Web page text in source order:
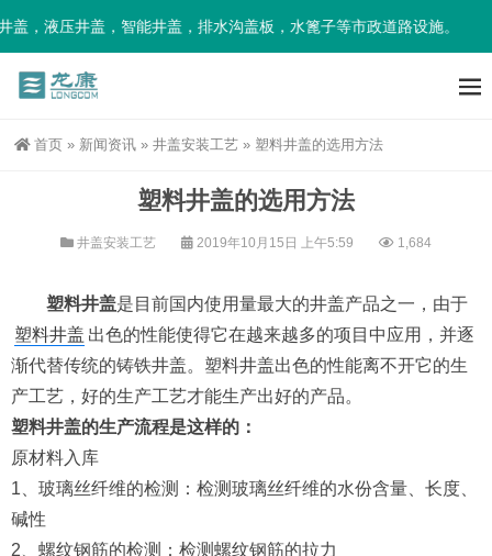
液压井盖，智能井盖，排水沟盖板，水篦子等市政道路设施。
首页 » 新闻资讯 » 井盖安装工艺 » 塑料井盖的选用方法
塑料井盖的选用方法
井盖安装工艺 2019年10月15日 上午5:59 1,684
塑料井盖是目前国内使用量最大的井盖产品之一，由于
塑料井盖 出色的性能使得它在越来越多的项目中应用，并逐
渐代替传统的铸铁井盖。塑料井盖出色的性能离不开它的生
产工艺，好的生产工艺才能生产出好的产品。
塑料井盖的生产流程是这样的：
原材料入库
1、玻璃丝纤维的检测：检测玻璃丝纤维的水份含量、长度、
碱性
2、螺纹钢筋的检测：检测螺纹钢筋的拉力